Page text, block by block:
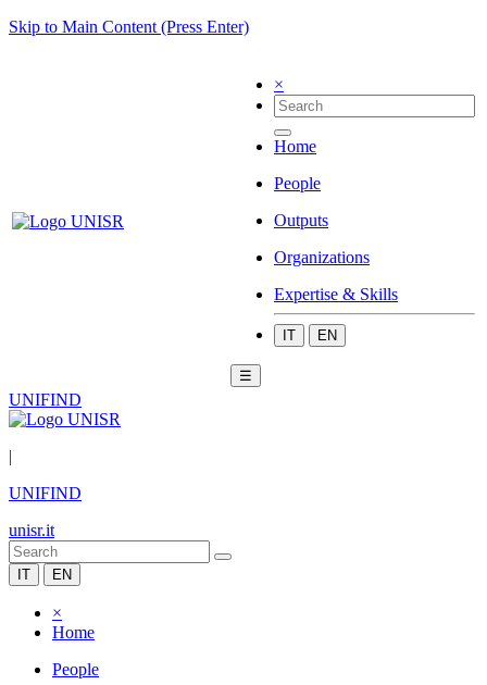
Skip to Main Content (Press Enter)
×
Home
People
Outputs
Organizations
Expertise & Skills
IT EN
☰
UNIFIND
|
UNIFIND
unisr.it
IT EN
×
Home
People